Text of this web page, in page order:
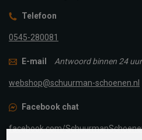
Telefoon
0545-280081
E-mail Antwoord binnen 24 uur
webshop@schuurman-schoenen.nl
Facebook chat
facebook.com/